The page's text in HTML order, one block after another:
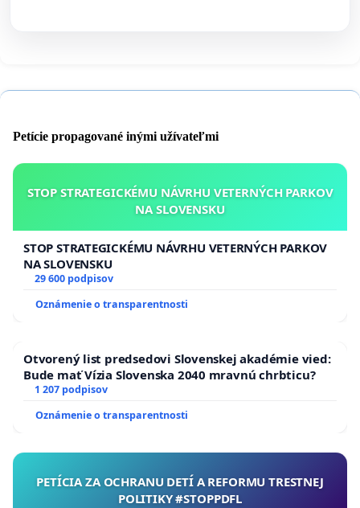
Petície propagované inými užívateľmi
STOP STRATEGICKÉMU NÁVRHU VETERNÝCH PARKOV
NA SLOVENSKU
STOP STRATEGICKÉMU NÁVRHU VETERNÝCH PARKOV
NA SLOVENSKU
29 600 podpisov
Oznámenie o transparentnosti
Otvorený list predsedovi Slovenskej akadémie vied:
Bude mať Vízia Slovenska 2040 mravnú chrbticu?
1 207 podpisov
Oznámenie o transparentnosti
PETÍCIA ZA OCHRANU DETÍ A REFORMU TRESTNEJ
POLITIKY #STOPPDFL